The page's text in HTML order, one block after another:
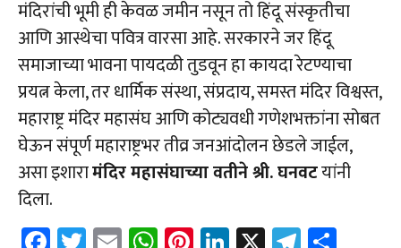
मंदिरांची भूमी ही केवळ जमीन नसून तो हिंदू संस्कृतीचा
आणि आस्थेचा पवित्र वारसा आहे. सरकारने जर हिंदू
समाजाच्या भावना पायदळी तुडवून हा कायदा रेटण्याचा
प्रयत्न केला, तर धार्मिक संस्था, संप्रदाय, समस्त मंदिर विश्वस्त,
महाराष्ट्र मंदिर महासंघ आणि कोट्यवधी गणेशभक्तांना सोबत
घेऊन संपूर्ण महाराष्ट्रभर तीव्र जनआंदोलन छेडले जाईल,
असा इशारामंदिर महासंघाच्या वतीने श्री. घनवटयांनी
दिला.